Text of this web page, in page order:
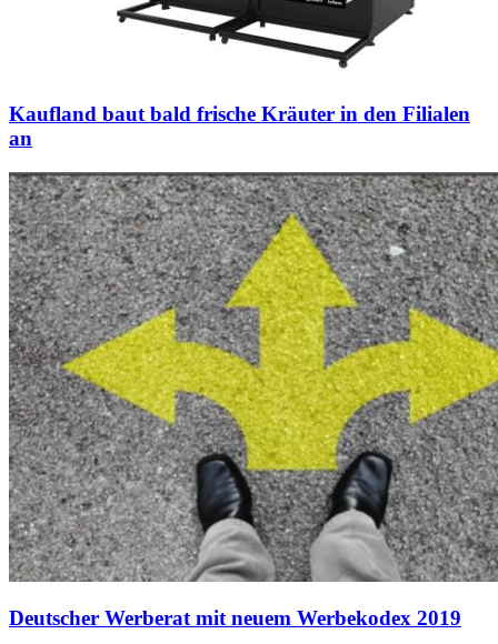
Kaufland baut bald frische Kräuter in den Filialen
an
Deutscher Werberat mit neuem Werbekodex 2019